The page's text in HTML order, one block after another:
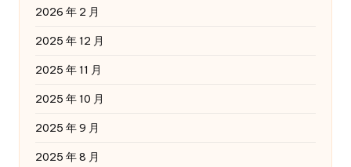
2026 年 2 月
2025 年 12 月
2025 年 11 月
2025 年 10 月
2025 年 9 月
2025 年 8 月